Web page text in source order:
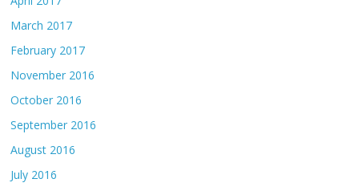
March 2017
February 2017
November 2016
October 2016
September 2016
August 2016
July 2016